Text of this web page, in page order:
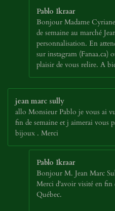
Pablo Ikraar
Bonjour Madame
de semaine au marché
personnalisation. En
sur instagram (Fanaa.ca)
plaisir de vous relire. A
jean marc sully
allo Monsieur Pablo je vous ai
fin de semaine et j aimerai vous
bijoux . Merci
Pablo Ikraar
Bonjour M. Jean Marc
Merci d'avoir visité en fin
Québec.